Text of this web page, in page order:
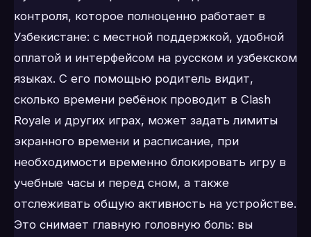
контроля, которое полноценно работает в
Узбекистане: с местной поддержкой, удобной
оплатой и интерфейсом на русском и узбекском
языках. С его помощью родитель видит,
сколько времени ребёнок проводит в Clash
Royale и других играх, может задать лимиты
экранного времени и расписание, при
необходимости временно блокировать игру в
учебные часы и перед сном, а также
отслеживать общую активность на устройстве.
Это снимает главную головную боль: вы